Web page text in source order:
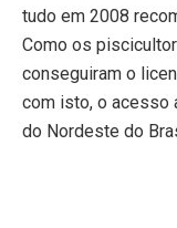
tudo em 2008
Como os
conseguiram o
com isto, o acesso
do Nordeste do